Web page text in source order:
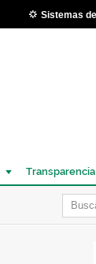
Sistemas
Transparencia